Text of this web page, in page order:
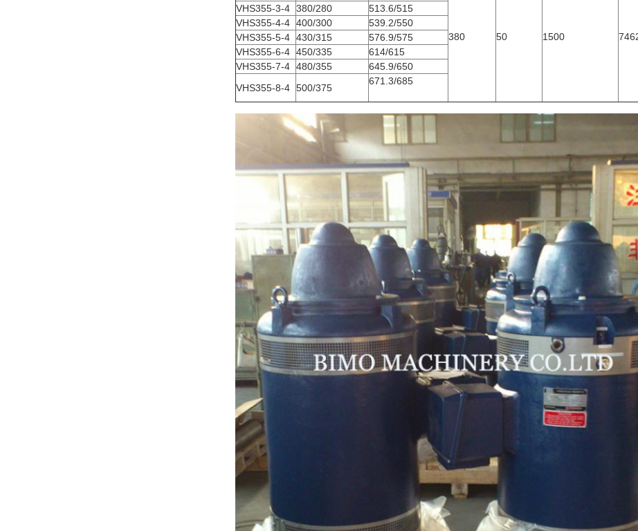
380 50 1500
VHS355-3-4 380/280
513.6/515
VHS355-4-4 400/300
539.2/550
VHS355-5-4 430/315
576.9/575
VHS355-6-4 450/335
614/615
VHS355-7-4 480/355
645.9/650
VHS355-8-4 500/375
671.3/685